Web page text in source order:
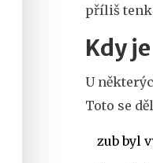
příliš
Kdy
U
Toto se
zub byl